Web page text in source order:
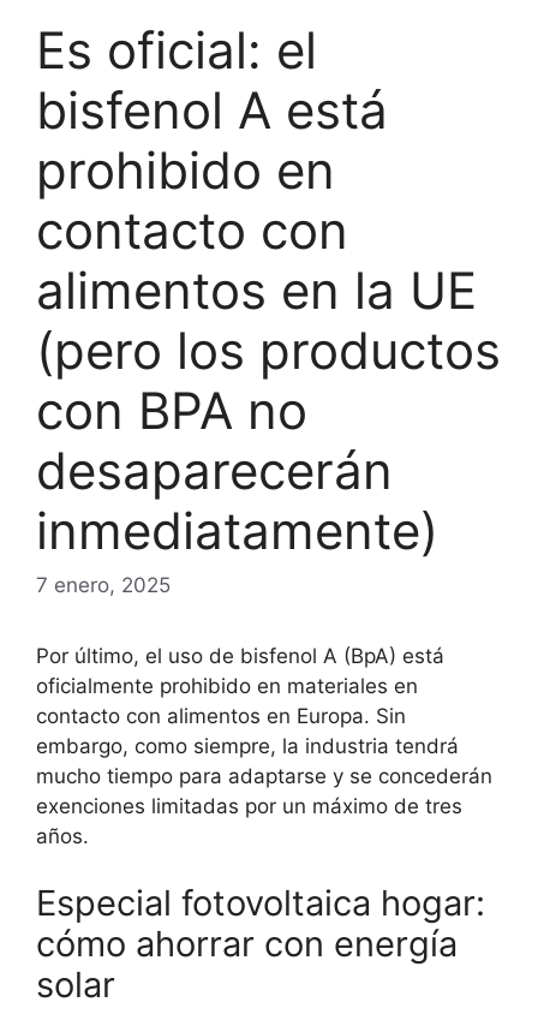
Es oficial: el
bisfenol A está
prohibido en
contacto con
alimentos en la UE
(pero los productos
con BPA no
desaparecerán
inmediatamente)
7 enero, 2025
Por último, el uso de bisfenol A (BpA) está
oficialmente prohibido en materiales en
contacto con alimentos en Europa. Sin
embargo, como siempre, la industria tendrá
mucho tiempo para adaptarse y se concederán
exenciones limitadas por un máximo de tres
años.
Especial fotovoltaica hogar:
cómo ahorrar con energía
solar